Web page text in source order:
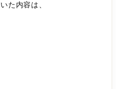
た内容は、